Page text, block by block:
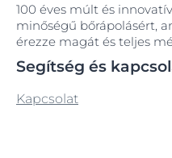
100 éves múlt és
minőségű bőrápolásért,
érezze magát és teljes
Segítség és
Kapcsolat